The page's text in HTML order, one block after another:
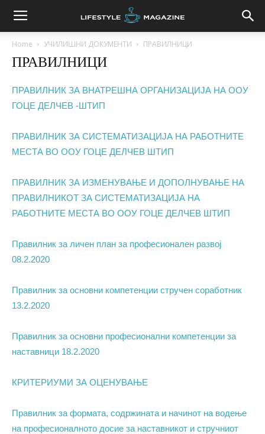
Home УЧИЛИШНИ ДОКУМЕНТИ ПРАВИЛНИЦИ
ПРАВИЛНИЦИ
ПРАВИЛНИК ЗА ВНАТРЕШНА ОРГАНИЗАЦИЈА НА ООУ
ГОЦЕ ДЕЛЧЕВ -ШТИП
ПРАВИЛНИК ЗА СИСТЕМАТИЗАЦИЈА НА РАБОТНИТЕ
МЕСТА ВО ООУ ГОЦЕ ДЕЛЧЕВ ШТИП
ПРАВИЛНИК ЗА ИЗМЕНУВАЊЕ И ДОПОЛНУВАЊЕ НА
ПРАВИЛНИКОТ ЗА СИСТЕМАТИЗАЦИЈА НА
РАБОТНИТЕ МЕСТА ВО ООУ ГОЦЕ ДЕЛЧЕВ ШТИП
Правилник за личен план за професионален развој
08.2.2020
Правилник за основни компетенции стручен соработник
13.2.2020
Правилник за основни професионални компетенции за
наставници 18.2.2020
КРИТЕРИУМИ ЗА ОЦЕНУВАЊЕ
Правилник за формата, содржината и начинот на водење
на професионалното досие за наставникот и стручниот